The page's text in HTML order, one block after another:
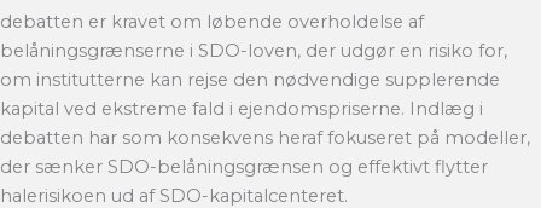
debatten er kravet om løbende overholdelse af
belåningsgrænserne i SDO-loven, der udgør en risiko for,
om institutterne kan rejse den nødvendige supplerende
kapital ved ekstreme fald i ejendomspriserne. Indlæg i
debatten har som konsekvens heraf fokuseret på modeller,
der sænker SDO-belåningsgrænsen og effektivt flytter
halerisikoen ud af SDO-kapitalcenteret.